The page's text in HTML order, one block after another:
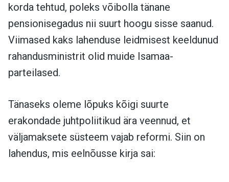
korda tehtud, poleks võibolla tänane
pensionisegadus nii suurt hoogu sisse saanud.
Viimased kaks lahenduse leidmisest keeldunud
rahandusministrit olid muide Isamaa-
parteilased.
Tänaseks oleme lõpuks kõigi suurte
erakondade juhtpoliitikud ära veennud, et
väljamaksete süsteem vajab reformi. Siin on
lahendus, mis eelnõusse kirja sai: